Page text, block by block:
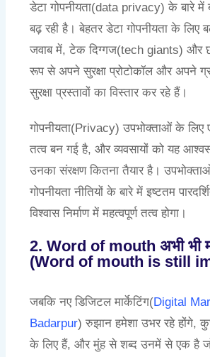
डेटा गोपनीयता(data privacy) के बारे में
बढ़ रही है। बेहतर डेटा गोपनीयता के लिए
जवाब में, टेक दिग्गज(tech giants) और
रूप से अपने सुरक्षा प्रोटोकॉल और अपने
सुरक्षा प्रस्तावों का विस्तार कर रहे हैं।
गोपनीयता(Privacy) उपभोक्ताओं के लिए
तत्व बन गई है, और व्यवसायों को यह
उनका संरक्षण कितना तैयार है।
गोपनीयता नीतियों के बारे में इष्टतम
विश्वास निर्माण में महत्वपूर्ण तत्व होगा।
2. Word of mouth अभी भी
(Word of mouth is still
जबकि नए डिजिटल मार्केटिंग(Digital
Badarpur) रुझान हमेशा उभर रहे होंगे,
के लिए हैं, और मुंह से शब्द उनमें से एक है